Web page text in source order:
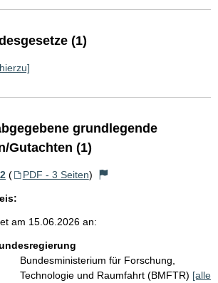
(1)
grundlegende
Gutachten (1)
( PDF - 3 Seiten)
am 15.06.2026 an:
Bundesministerium für Forschung,
Technologie und Raumfahrt (BMFTR) [alle